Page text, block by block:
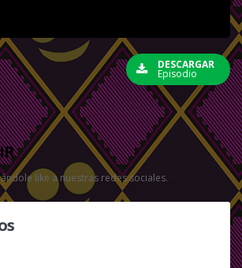
DESCARGAR
Episodio
like a nuestras redes sociales.